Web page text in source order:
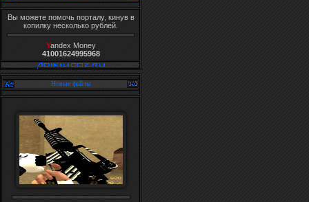
Вы можете помочь порталу, кинув в
копилку несколько рублей.
Yandex Money
41001624995968
Новые файлы